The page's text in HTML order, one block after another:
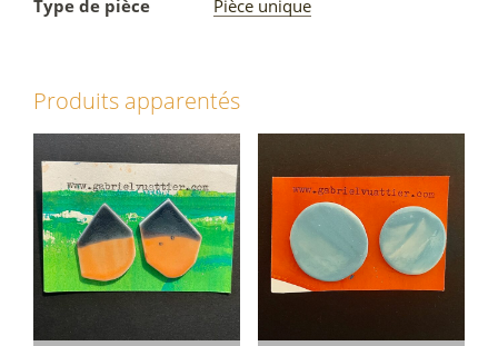
Type de pièce
Pièce unique
Produits apparentés